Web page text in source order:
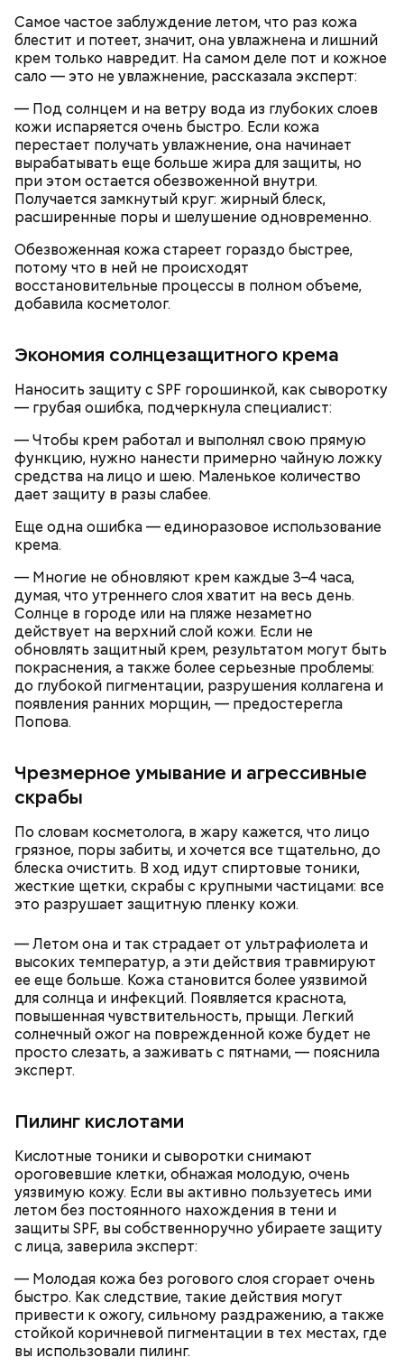
Самое частое заблуждение летом, что раз кожа
блестит и потеет, значит, она увлажнена и лишний
крем только навредит. На самом деле пот и кожное
сало — это не увлажнение, рассказала эксперт:
— Под солнцем и на ветру вода из глубоких слоев
кожи испаряется очень быстро. Если кожа
перестает получать увлажнение, она начинает
вырабатывать еще больше жира для защиты, но
при этом остается обезвоженной внутри.
Получается замкнутый круг: жирный блеск,
расширенные поры и шелушение одновременно.
Обезвоженная кожа стареет гораздо быстрее,
потому что в ней не происходят
восстановительные процессы в полном объеме,
добавила косметолог.
Экономия солнцезащитного крема
Наносить защиту с SPF горошинкой, как сыворотку
— грубая ошибка, подчеркнула специалист:
— Чтобы крем работал и выполнял свою прямую
функцию, нужно нанести примерно чайную ложку
средства на лицо и шею. Маленькое количество
дает защиту в разы слабее.
Еще одна ошибка — единоразовое использование
крема.
— Многие не обновляют крем каждые 3–4 часа,
думая, что утреннего слоя хватит на весь день.
Солнце в городе или на пляже незаметно
действует на верхний слой кожи. Если не
обновлять защитный крем, результатом могут быть
покраснения, а также более серьезные проблемы:
до глубокой пигментации, разрушения коллагена и
появления ранних морщин, — предостерегла
Попова.
Чрезмерное умывание и агрессивные
скрабы
По словам косметолога, в жару кажется, что лицо
грязное, поры забиты, и хочется все тщательно, до
блеска очистить. В ход идут спиртовые тоники,
жесткие щетки, скрабы с крупными частицами: все
это разрушает защитную пленку кожи.
— Летом она и так страдает от ультрафиолета и
высоких температур, а эти действия травмируют
ее еще больше. Кожа становится более уязвимой
для солнца и инфекций. Появляется краснота,
повышенная чувствительность, прыщи. Легкий
солнечный ожог на поврежденной коже будет не
просто слезать, а заживать с пятнами, — пояснила
эксперт.
Пилинг кислотами
Кислотные тоники и сыворотки снимают
ороговевшие клетки, обнажая молодую, очень
уязвимую кожу. Если вы активно пользуетесь ими
летом без постоянного нахождения в тени и
защиты SPF, вы собственноручно убираете защиту
с лица, заверила эксперт:
— Молодая кожа без рогового слоя сгорает очень
быстро. Как следствие, такие действия могут
привести к ожогу, сильному раздражению, а также
стойкой коричневой пигментации в тех местах, где
вы использовали пилинг.
190 градусов. Спагетти из кабачка нужно запекать
о пользе кабачков
Кабачки, тушеные с курицей
Ингредиенты:
кабачок;
лук;
растительное масло;
соль, перец по вкусу;
свежий базилик;
сливки жирностью 20 процентов.
майонез: три простых рецепта
польза сезонных овощей и
фруктов
Также не нужно есть дыню до корки, потому что
именно там скапливаются нитраты. И важно
тщательно ее мыть, чтобы не отравиться, добавила
собеседница «ВМ».
Как выбрать дыню
Фото: Shutterstock
При выборе дыни эксперт посоветовала
ориентироваться на запах:
— Она должна приятно пахнуть. Если дыня не
пахнет, значит, ее созревание ускорили или
будет безвкусной.